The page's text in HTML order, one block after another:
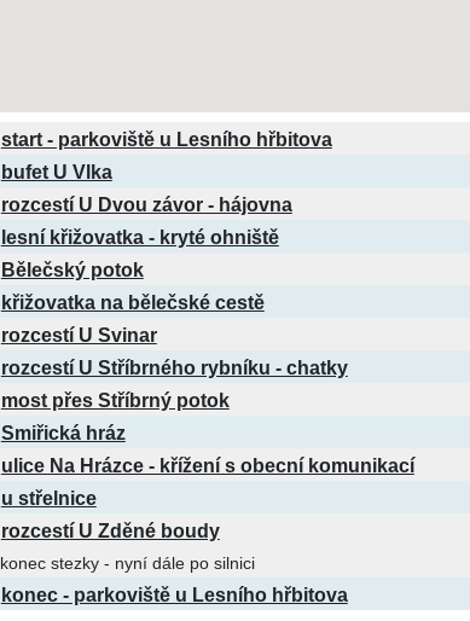
start - parkoviště u Lesního hřbitova
bufet U Vlka
rozcestí U Dvou závor - hájovna
lesní křižovatka - kryté ohniště
Bělečský potok
křižovatka na bělečské cestě
rozcestí U Svinar
rozcestí U Stříbrného rybníku - chatky
most přes Stříbrný potok
Smiřická hráz
ulice Na Hrázce - křížení s obecní komunikací
u střelnice
rozcestí U Zděné boudy
konec stezky - nyní dále po silnici
konec - parkoviště u Lesního hřbitova